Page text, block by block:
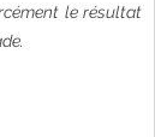
le résultat